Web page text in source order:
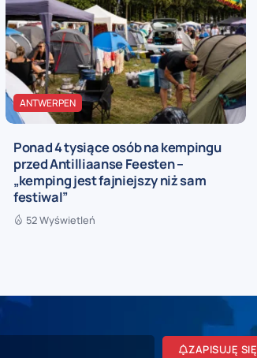
ANTWERPEN
Ponad 4 tysiące osób na kempingu
przed Antilliaanse Feesten –
„kemping jest fajniejszy niż sam
festiwal”
52 Wyświetleń
ZAPISUJĘ SIĘ